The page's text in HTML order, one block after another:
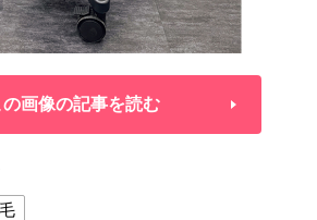
の画像の記事を読む